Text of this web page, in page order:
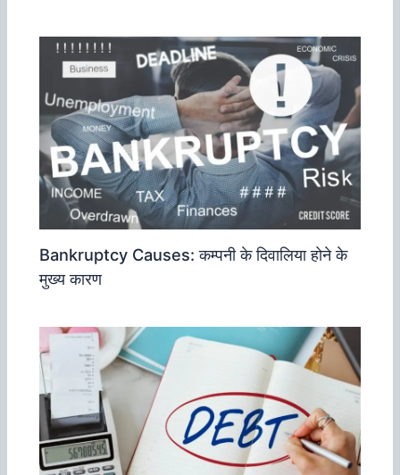
Bankruptcy Causes: कम्‍पनी के दिवालिया होने के
मुख्‍य कारण